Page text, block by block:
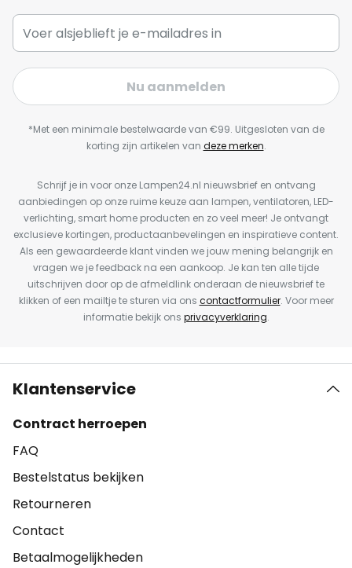
Nu aanmelden
*Met een minimale bestelwaarde van €99. Uitgesloten van de
korting zijn artikelen van deze merken.
Schrijf je in voor onze Lampen24.nl nieuwsbrief en ontvang
aanbiedingen op onze ruime keuze aan lampen, ventilatoren, LED-
verlichting, smart home producten en zo veel meer! Je ontvangt
exclusieve kortingen, productaanbevelingen en inspiratieve content.
Als een gewaardeerde klant vinden we jouw mening belangrijk en
vragen we je feedback na een aankoop. Je kan ten alle tijde
uitschrijven door op de afmeldlink onderaan de nieuwsbrief te
klikken of een mailtje te sturen via ons contactformulier. Voor meer
informatie bekijk ons privacyverklaring.
Klantenservice
Contract herroepen
FAQ
Bestelstatus bekijken
Retourneren
Contact
Betaalmogelijkheden